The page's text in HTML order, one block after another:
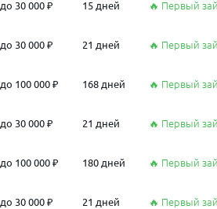
до 30 000 ₽ 15 дней 🔥 Первый
до 30 000 ₽ 21 дней 🔥 Первый
до 100 000 ₽ 168 дней 🔥 Первый
до 30 000 ₽ 21 дней 🔥 Первый
до 100 000 ₽ 180 дней 🔥 Первый
до 30 000 ₽ 21 дней 🔥 Первый